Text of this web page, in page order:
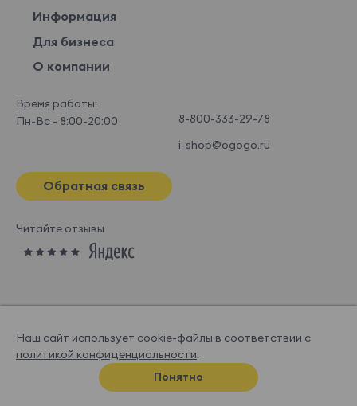
Информация
Для бизнеса
О компании
Время работы:
Пн-Вс - 8:00-20:00
8-800-333-29-78
i-shop@ogogo.ru
Обратная связь
Читайте отзывы
© OGOGOHOME, 2026
Спроектировано и нарисовано вСупрематике
Наш сайт использует cookie-файлы в соответствии с
политикой конфиденциальности.
Понятно